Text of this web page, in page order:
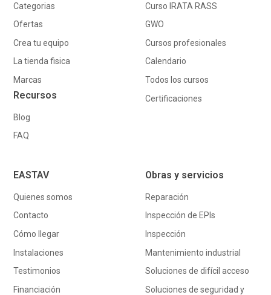
Categorias
Ofertas
Crea tu equipo
La tienda fisica
Marcas
Recursos
Blog
FAQ
Curso IRATA RASS
GWO
Cursos profesionales
Calendario
Todos los cursos
Certificaciones
EASTAV
Quienes somos
Contacto
Cómo llegar
Instalaciones
Testimonios
Financiación
Obras y servicios
Reparación
Inspección de EPIs
Inspección
Mantenimiento industrial
Soluciones de difícil acceso
Soluciones de seguridad y